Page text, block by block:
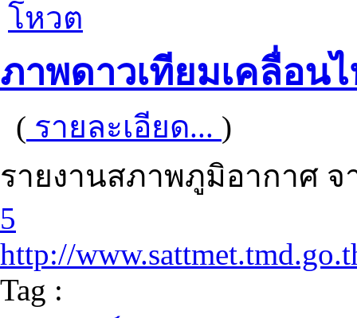
โหวต
ภาพดาวเทียมเคลื่อน
( รายละเอียด... )
รายงานสภาพภูมิอากาศ จ
5
http://
Tag :